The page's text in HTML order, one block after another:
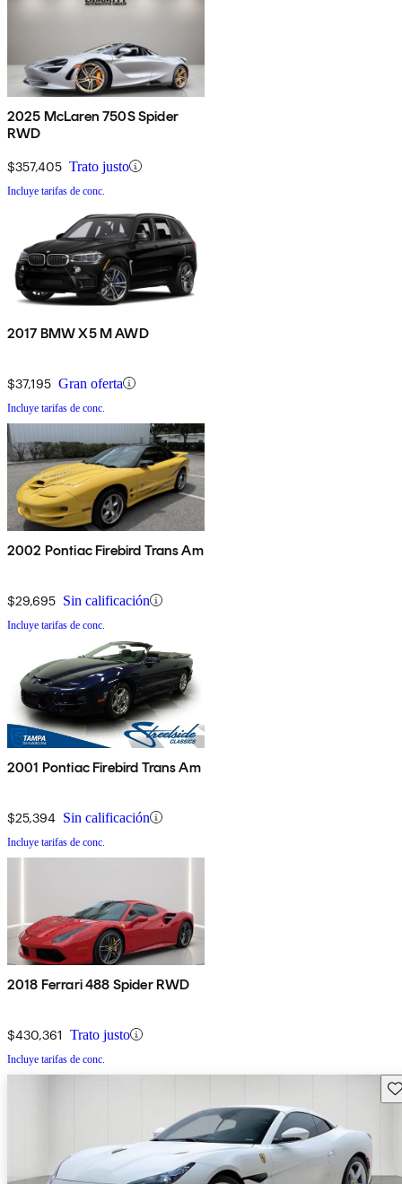
2025 McLaren 750S Spider
RWD
$357,405 Trato justo
Incluye tarifas de conc.
2017 BMW X5 M AWD
$37,195 Gran oferta
Incluye tarifas de conc.
2002 Pontiac Firebird Trans Am
$29,695 Sin calificación
Incluye tarifas de conc.
2001 Pontiac Firebird Trans Am
$25,394 Sin calificación
Incluye tarifas de conc.
2018 Ferrari 488 Spider RWD
$430,361 Trato justo
Incluye tarifas de conc.